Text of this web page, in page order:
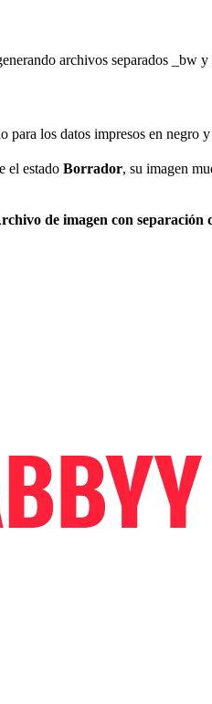
archivos separados _bw
los datos impresos en negro
el estado Borrador, su imagen
de imagen con separación